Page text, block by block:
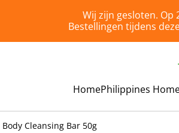
Wij zijn gesloten. Op
Bestellingen tijdens
HomePhilippines
Body Cleansing Bar 50g